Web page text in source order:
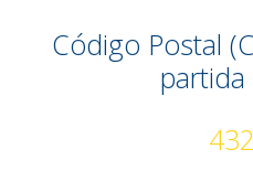
Código Postal
partida